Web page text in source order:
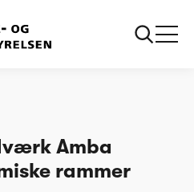
Amba
rammer